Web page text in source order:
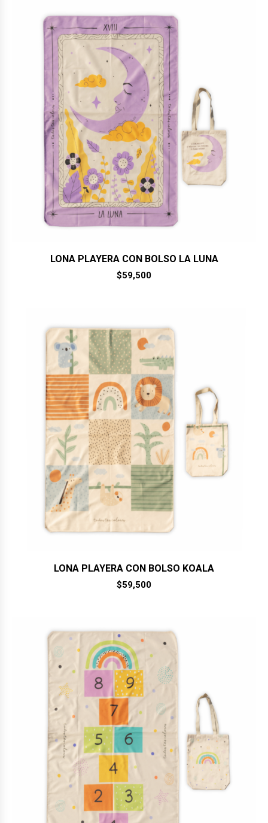
LONA PLAYERA CON BOLSO LA LUNA
$59,500
LONA PLAYERA CON BOLSO KOALA
$59,500